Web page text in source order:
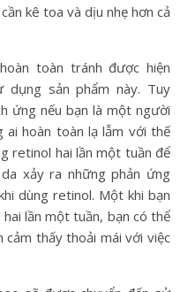
kê toa và dịu nhẹ hơn cả
toàn tránh được hiện
sản phẩm này. Tuy
ứng nếu bạn là một người
ai hoàn toàn lạ lẫm với thế
retinol hai lần một tuần để
xảy ra những phản ứng
dùng retinol. Một khi bạn
lần một tuần, bạn có thể
cảm thấy thoải mái với việc